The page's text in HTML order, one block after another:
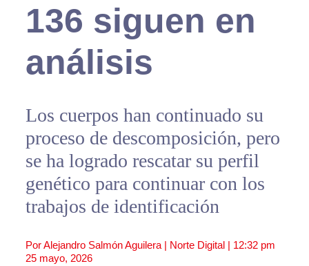
136 siguen en
análisis
Los cuerpos han continuado su
proceso de descomposición, pero
se ha logrado rescatar su perfil
genético para continuar con los
trabajos de identificación
Por Alejandro Salmón Aguilera | Norte Digital | 12:32 pm
25 mayo, 2026